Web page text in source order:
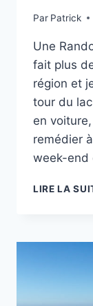
Par Patrick
Une
fait plus
région et
tour du lac
en
remédier
week-end
LIRE LA